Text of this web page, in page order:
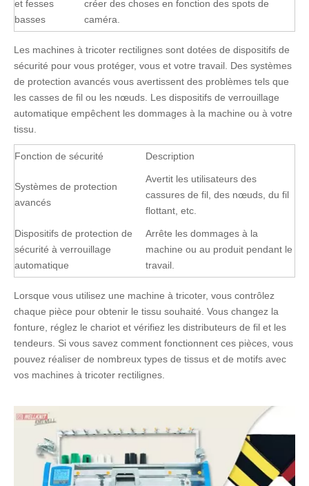
et fesses
basses
créer des choses en fonction des spots de
caméra.
Les machines à tricoter rectilignes sont dotées de dispositifs de
sécurité pour vous protéger, vous et votre travail. Des systèmes
de protection avancés vous avertissent des problèmes tels que
les casses de fil ou les nœuds. Les dispositifs de verrouillage
automatique empêchent les dommages à la machine ou à votre
tissu.
Fonction de sécurité Description
Systèmes de protection
avancés
Avertit les utilisateurs des
cassures de fil, des nœuds, du fil
flottant, etc.
Dispositifs de protection de
sécurité à verrouillage
automatique
Arrête les dommages à la
machine ou au produit pendant le
travail.
Lorsque vous utilisez une machine à tricoter, vous contrôlez
chaque pièce pour obtenir le tissu souhaité. Vous changez la
fonture, réglez le chariot et vérifiez les distributeurs de fil et les
tendeurs. Si vous savez comment fonctionnent ces pièces, vous
pouvez réaliser de nombreux types de tissus et de motifs avec
vos machines à tricoter rectilignes.